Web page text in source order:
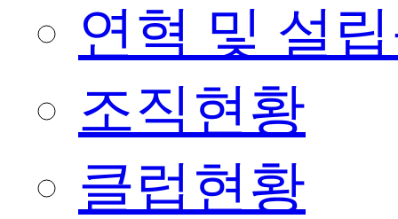
연혁 및 설
조직현황
클럽현황